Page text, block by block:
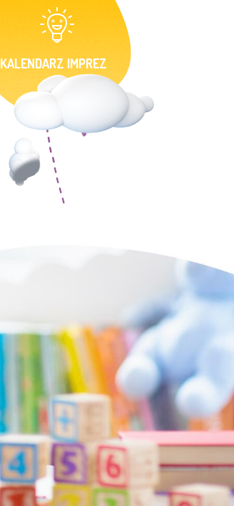
KALENDARZ IMPREZ